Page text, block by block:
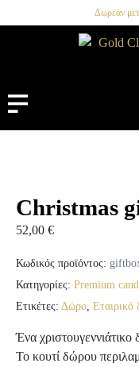
Δωρεάν
Christmas
52,00 €
Κωδικός προϊόντος:
Κατηγορίες: Premium
Ετικέτες: Δώρο, Εταιρικό
Ένα
Το κουτί δώρου